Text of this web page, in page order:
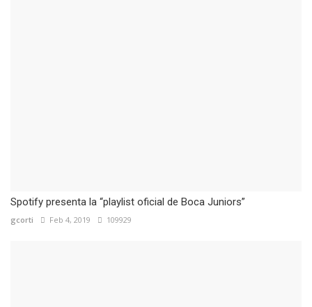
Spotify presenta la “playlist oficial de Boca Juniors”
gcorti Feb 4, 2019 109929